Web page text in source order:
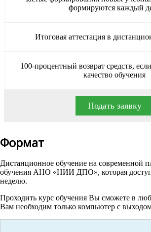
формируются каждый
Итоговая аттестация в
100-процентный возврат средств,
качество обучения
Подать заявку
Формат
Дистанционное обучение на современной
обучения АНО «НИИ ДПО», которая
неделю.
Проходить курс обучения Вы сможете в
Вам необходим только компьютер с